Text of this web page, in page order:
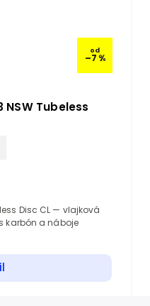
od
–7 %
Tubeless
Disc CL — vlajková
karbón a náboje